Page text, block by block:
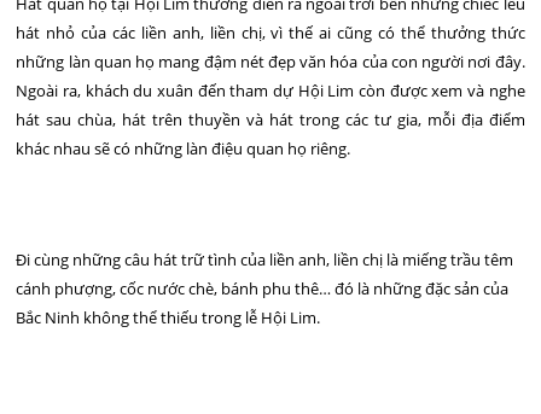
hát nhỏ của các liền anh, liền chị, vì thế ai cũng có thể thưởng thức
những làn quan họ mang đậm nét đẹp văn hóa của con người nơi đây.
Ngoài ra, khách du xuân đến tham dự Hội Lim còn được xem và nghe
hát sau chùa, hát trên thuyền và hát trong các tư gia, mỗi địa điểm
khác nhau sẽ có những làn điệu quan họ riêng.
Đi cùng những câu hát trữ tình của liền anh, liền chị là miếng trầu têm
cánh phượng, cốc nước chè, bánh phu thê… đó là những đặc sản của
Bắc Ninh không thể thiếu trong lễ Hội Lim.